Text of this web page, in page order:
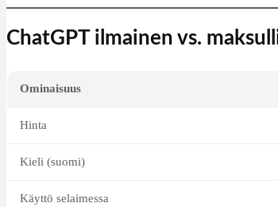
ChatGPT ilmainen vs.
Ominaisuus
Hinta
Kieli (suomi)
Käyttö selaimessa